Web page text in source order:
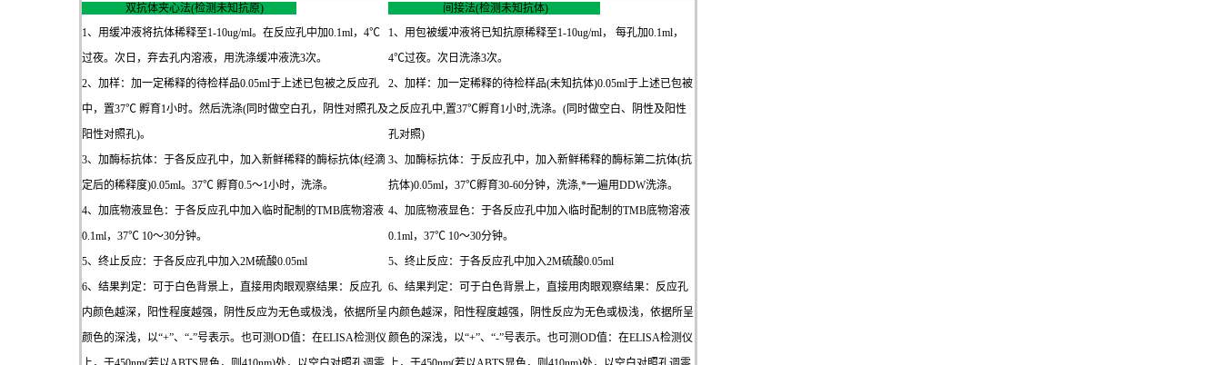
双抗体夹心法(检测未知抗原)
间接法(检测未知抗体)
1、用缓冲液将抗体稀释至1-10ug/ml。在反应孔中加0.1ml，4℃
过夜。次日，弃去孔内溶液，用洗涤缓冲液洗3次。
2、加样：加一定稀释的待检样品0.05ml于上述已包被之反应孔
中，置37℃ 孵育1小时。然后洗涤(同时做空白孔，阴性对照孔及
阳性对照孔)。
3、加酶标抗体：于各反应孔中，加入新鲜稀释的酶标抗体(经滴
定后的稀释度)0.05ml。37℃ 孵育0.5～1小时，洗涤。
4、加底物液显色：于各反应孔中加入临时配制的TMB底物溶液
0.1ml，37℃ 10～30分钟。
5、终止反应：于各反应孔中加入2M硫酸0.05ml
6、结果判定：可于白色背景上，直接用肉眼观察结果：反应孔
内颜色越深，阳性程度越强，阴性反应为无色或极浅，依据所呈
颜色的深浅，以“+”、“-”号表示。也可测OD值：在ELISA检测仪
1、用包被缓冲液将已知抗原稀释至1-10ug/ml， 每孔加0.1ml，
4℃过夜。次日洗涤3次。
2、加样：加一定稀释的待检样品(未知抗体)0.05ml于上述已包被
之反应孔中,置37℃孵育1小时,洗涤。(同时做空白、阴性及阳性
孔对照)
3、加酶标抗体：于反应孔中，加入新鲜稀释的酶标第二抗体(抗
抗体)0.05ml，37℃孵育30-60分钟，洗涤,*一遍用DDW洗涤。
4、加底物液显色：于各反应孔中加入临时配制的TMB底物溶液
0.1ml，37℃ 10～30分钟。
5、终止反应：于各反应孔中加入2M硫酸0.05ml
6、结果判定：可于白色背景上，直接用肉眼观察结果：反应孔
内颜色越深，阳性程度越强，阴性反应为无色或极浅，依据所呈
颜色的深浅，以“+”、“-”号表示。也可测OD值：在ELISA检测仪